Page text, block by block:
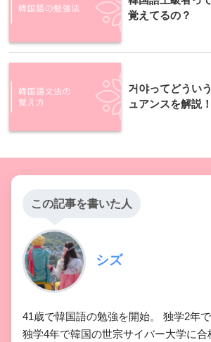
覚えてるの？
거야ってどうい
ュアンスを解説！
この記事を書いた人
シズ
41歳で韓国語の勉強を開始。 独学2年で
独学4年で韓国の世宗サイバー大学に